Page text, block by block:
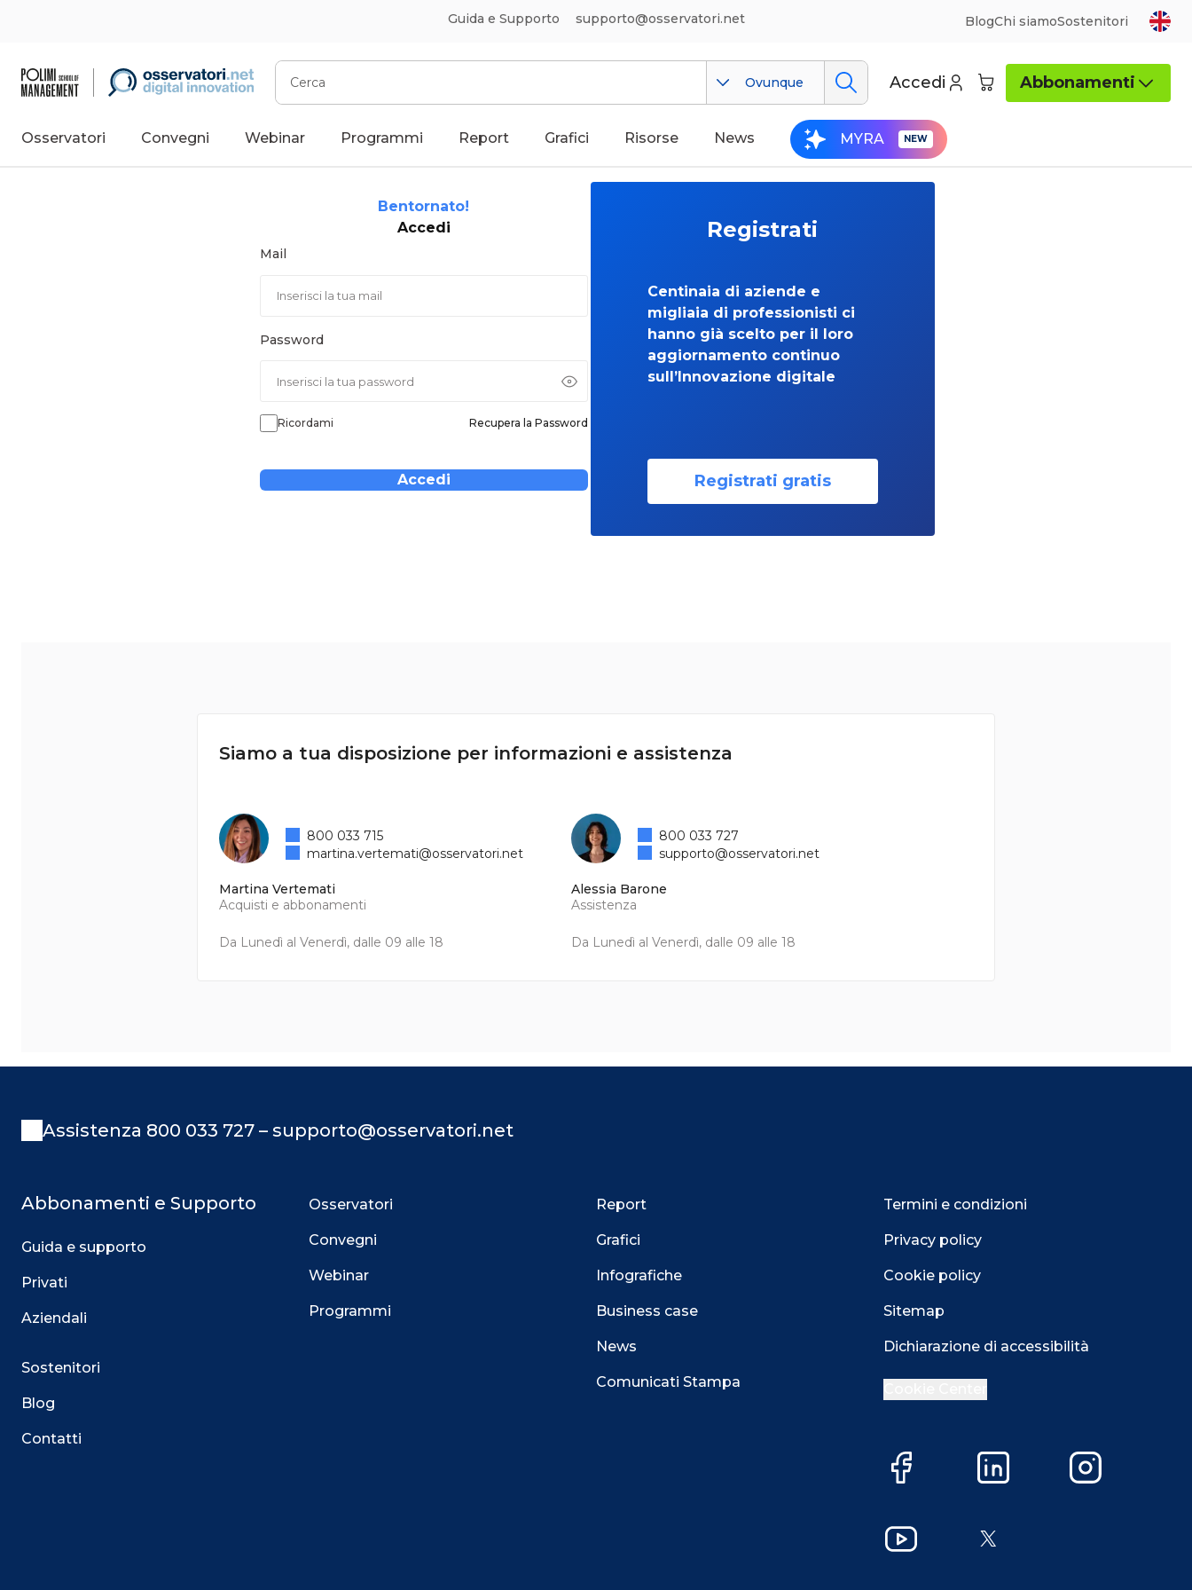
Guida e Supporto supporto@osservatori.net BlogChi siamoSostenitori
Cerca
Ovunque Accedi Abbonamenti
Osservatori Convegni Webinar Programmi Report Grafici Risorse News MYRA
Bentornato!
Accedi
Mail
Password
Ricordami Recupera la Password
Accedi
Registrati
Centinaia di aziende e
migliaia di professionisti ci
hanno già scelto per il loro
aggiornamento continuo
sull’Innovazione digitale
Registrati gratis
Siamo a tua disposizione per informazioni e assistenza
Martina Vertemati
Acquisti e abbonamenti
Da Lunedì al Venerdì, dalle 09 alle 18
800 033 715
martina.vertemati@osservatori.net
Alessia Barone
Assistenza
Da Lunedì al Venerdì, dalle 09 alle 18
800 033 727
supporto@osservatori.net
Assistenza 800 033 727 – supporto@osservatori.net
Abbonamenti e Supporto
Guida e supporto
Privati
Aziendali
Sostenitori
Blog
Contatti
Osservatori
Convegni
Webinar
Programmi
Report
Grafici
Infografiche
Business case
News
Comunicati Stampa
Termini e condizioni
Privacy policy
Cookie policy
Sitemap
Dichiarazione di accessibilità
Facebook LinkedIn Instagram
YouTube X
Accetta Più opzioni